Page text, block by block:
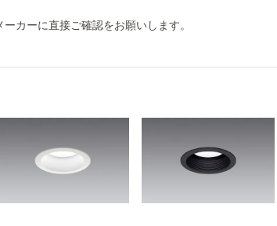
カーに直接ご確認をお願いします。